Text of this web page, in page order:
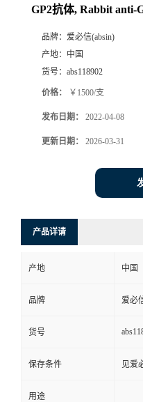
GP2抗体, Rabbit anti-
品牌： 爱必信(absin)
产地： 中国
货号： abs118902
价格： ￥1500/支
发布日期： 2022-04-08
更新日期： 2026-03-31
产品详请
产地 中国
品牌 爱必
货号
保存条件 见爱
用途